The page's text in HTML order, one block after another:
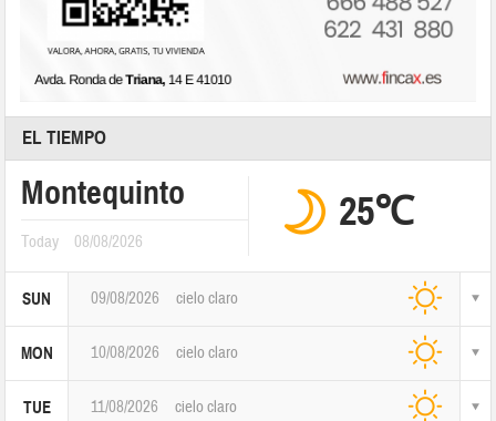
EL TIEMPO
Montequinto
Today 08/08/2026
25℃
SUN 09/08/2026 cielo claro
MON 10/08/2026 cielo claro
TUE 11/08/2026 cielo claro